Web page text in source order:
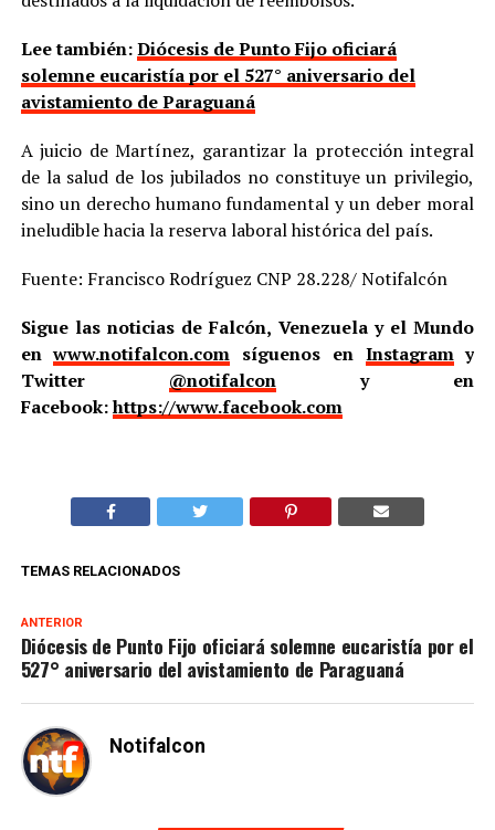
Lee también:Diócesis de Punto Fijo oficiará
solemne eucaristía por el 527° aniversario del
avistamiento de Paraguaná
A juicio de Martínez, garantizar la protección integral
de la salud de los jubilados no constituye un privilegio,
sino un derecho humano fundamental y un deber moral
ineludible hacia la reserva laboral histórica del país.
Fuente: Francisco Rodríguez CNP 28.228/ Notifalcón
Sigue las noticias de Falcón, Venezuela y el Mundo
enwww.notifalcon.com síguenos en Instagramy
Twitter @notifalcony en
Facebook:https://www.facebook.com
TEMAS RELACIONADOS
ANTERIOR
Diócesis de Punto Fijo oficiará solemne eucaristía por el
527° aniversario del avistamiento de Paraguaná
Notifalcon